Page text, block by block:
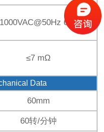
1000VAC@50Hz 60s
≤7 mΩ
Data
60mm
60转/分钟